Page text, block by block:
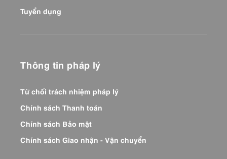
Tuyển dụng
Thông tin pháp lý
Từ chối trách nhiệm pháp lý
Chính sách Thanh toán
Chính sách Bảo mật
Chính sách Giao nhận - Vận chuyển